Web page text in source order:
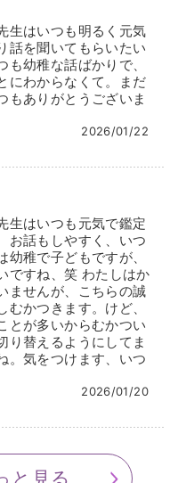
む姿を見届けさせて
びはありません。
も心待ちにしており
も明快にお答えいただ
いくことでしょう。
定を通して、鈴加先
いきます。
とで、おふたりの気持
な転機においてパワ
り開いた方はおよそ
も少なくないとのこ
生を頼ることも。
リアと唯一無二のひ
生はいつも明るく元気
話を聞いてもらいたい
幼稚な話ばかりで、
にわからなくて。まだ
もありがとうございま
2026/01/22
生はいつも元気で鑑定
お話もしやすく、いつ
稚で子どもですが、
ですね、笑 わたしはか
ませんが、こちらの誠
かつきます。けど、
とが多いからむかつい
り替えるようにしてま
。気をつけます、いつ
2026/01/20
と見る